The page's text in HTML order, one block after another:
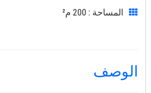
المساحة : 200 م²
الوصف